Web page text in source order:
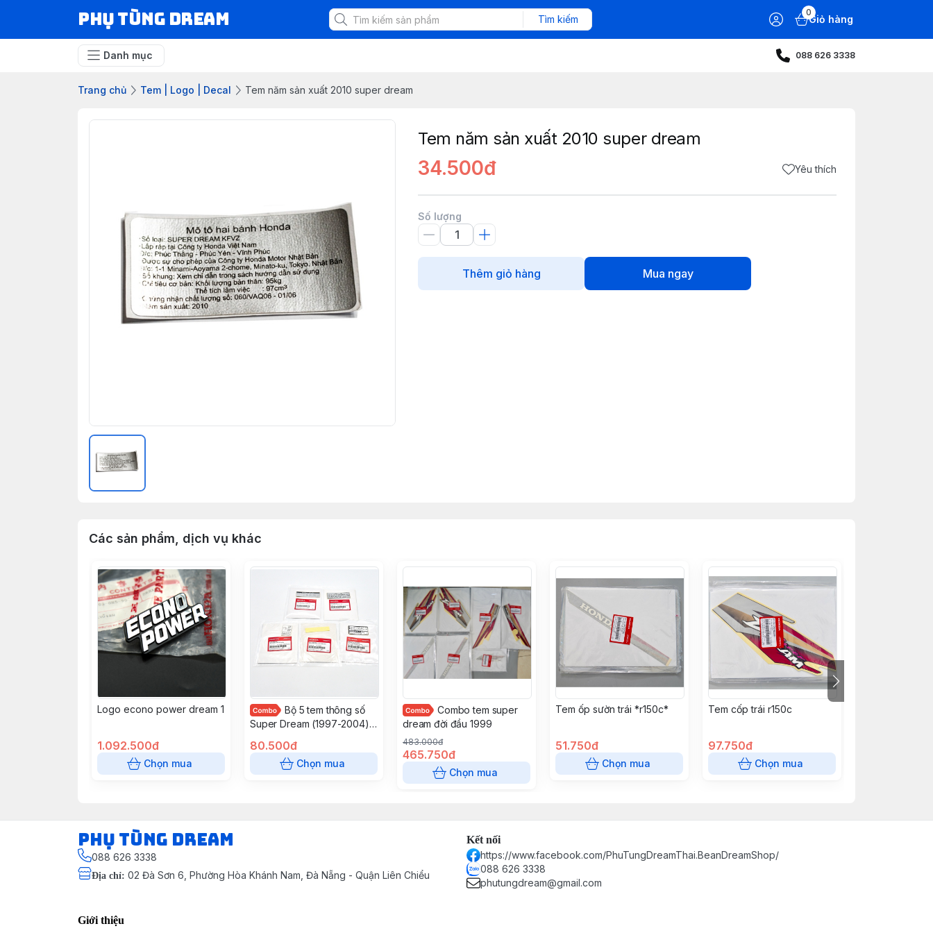
Phụ Tùng Dream Tìm kiếm
0
Giỏ hàng
Danh mục 088 626 3338
Trang chủ Tem | Logo | Decal Tem năm sản xuất 2010 super dream
Tem năm sản xuất 2010 super dream
34.500đ Yêu thích
Số lượng
Thêm giỏ hàng Mua ngay
Các sản phẩm, dịch vụ khác
Logo econo power dream 1
1.092.500đ
Chọn mua
Bộ 5 tem thông số
Super Dream (1997-2004) |
80.500đ
Chọn mua
Combo tem super
dream đời đầu 1999
483.000đ
465.750đ
Chọn mua
Tem ốp sườn trái *r150c*
51.750đ
Chọn mua
Tem cốp trái r150c
97.750đ
Chọn mua
Phụ Tùng Dream
088 626 3338
Địa chỉ: 02 Đà Sơn 6, Phường Hòa Khánh Nam, Đà Nẵng - Quận Liên Chiểu
Kết nối
https://www.facebook.com/PhuTungDreamThai.BeanDreamShop/
088 626 3338
phutungdream@gmail.com
Giới thiệu